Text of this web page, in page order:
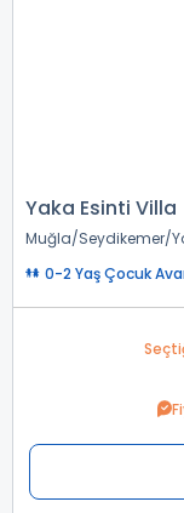
Yaka Esinti Villa
Muğla Seydikemer
0-2 Yaş Çocuk